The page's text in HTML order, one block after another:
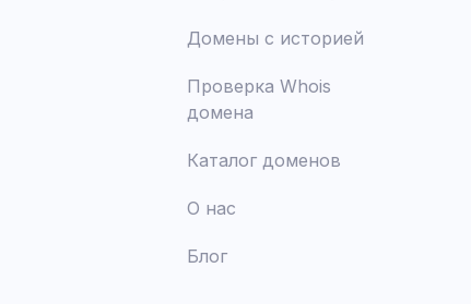
Домены с историей
Проверка Whois
домена
Каталог доменов
О нас
Блог